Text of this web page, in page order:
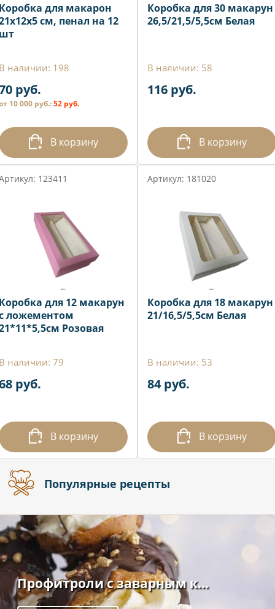
для макарон
см, пенал на 12
наличии: 198
руб.
10 000 руб.:52 руб.
В корзину
Коробка для 30 макарун
26,5/21,5/5,5см Белая
В наличии: 58
116 руб.
В корзину
123411
для 12 макарун
ложементом
Розовая
наличии: 79
руб.
В корзину
Артикул: 181020
Коробка для 18 макарун
21/16,5/5,5см Белая
В наличии: 53
84 руб.
В корзину
Популярные рецепты
Профитроли с заварным к...